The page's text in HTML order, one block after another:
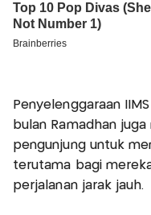
Penyelenggaraan
bulan Ramadhan
pengunjung untuk
terutama bagi
perjalanan jarak jauh.